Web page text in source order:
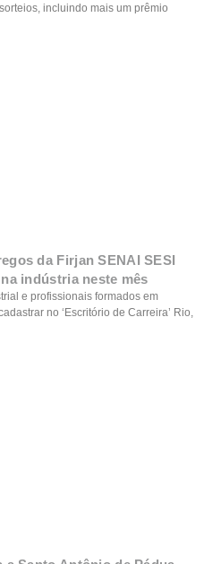
incluindo mais um prêmio
da Firjan SENAI SESI
indústria neste mês
e profissionais formados em
no ‘Escritório de Carreira’ Rio,